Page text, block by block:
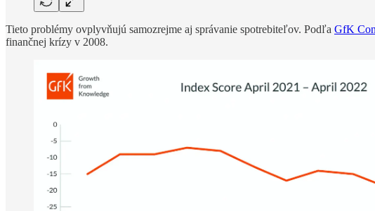
Tieto problémy ovplyvňujú samozrejme aj správanie spotrebiteľov. Podľa GfK
finančnej krízy v 2008.